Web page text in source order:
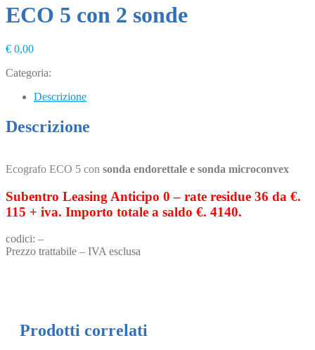
ECO 5 con 2 sonde
€ 0,00
Categoria:
Descrizione
Descrizione
Ecografo ECO 5 con sonda endorettale e sonda microconvex
Subentro Leasing Anticipo 0 – rate residue 36 da €.
115 + iva. Importo totale a saldo €. 4140.
codici: –
Prezzo trattabile – IVA esclusa
Prodotti correlati